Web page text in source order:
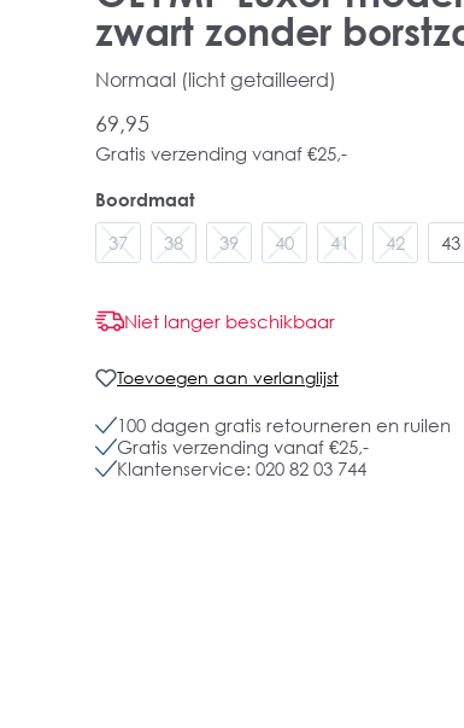
zwart zonder
Normaal (licht getailleerd)
69,95
Gratis verzending vanaf €25,-
Boordmaat
37
38 39 40 41 42 43
Niet langer beschikbaar
Toevoegen aan verlanglijst
100 dagen gratis retourneren en ruilen
Gratis verzending vanaf €25,-
Klantenservice: 020 82 03 744